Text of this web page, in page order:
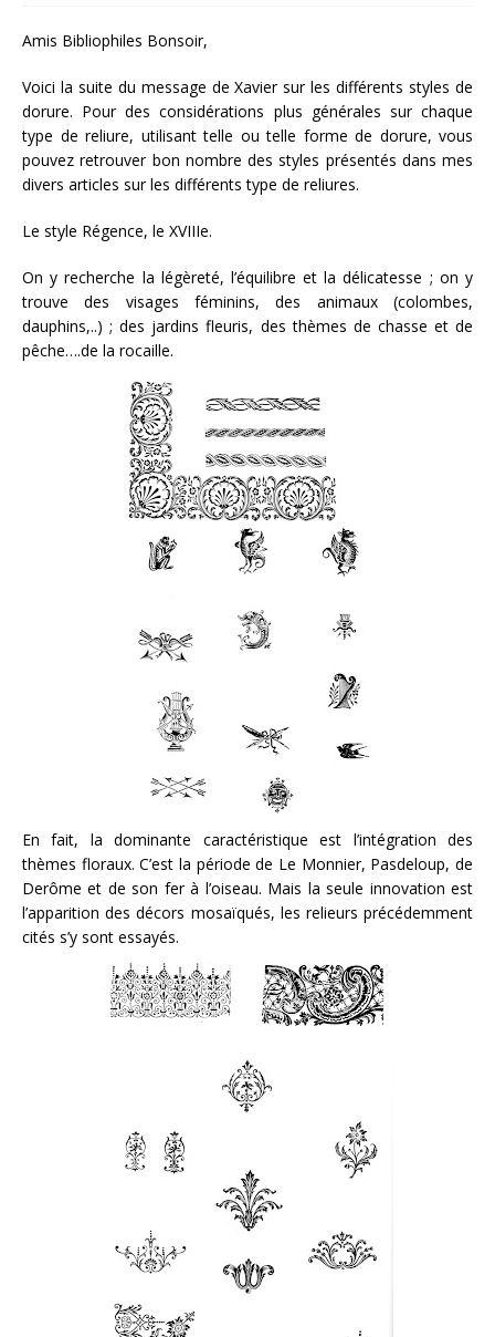
Amis Bibliophiles Bonsoir,
Voici la suite du message de Xavier sur les différents styles de
dorure. Pour des considérations plus générales sur chaque
type de reliure, utilisant telle ou telle forme de dorure, vous
pouvez retrouver bon nombre des styles présentés dans mes
divers articles sur les différents type de reliures.
Le style Régence, le XVIIIe.
On y recherche la légèreté, l’équilibre et la délicatesse ; on y
trouve des visages féminins, des animaux (colombes,
dauphins,..) ; des jardins fleuris, des thèmes de chasse et de
pêche….de la rocaille.
En fait, la dominante caractéristique est l’intégration des
thèmes floraux. C’est la période de Le Monnier, Pasdeloup, de
Derôme et de son fer à l’oiseau. Mais la seule innovation est
l’apparition des décors mosaïqués, les relieurs précédemment
cités s’y sont essayés.